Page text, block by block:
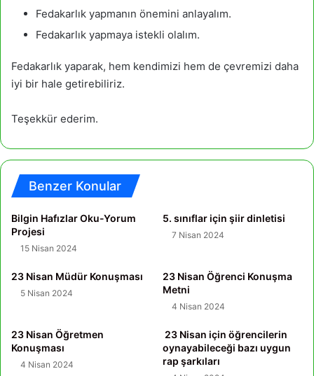
Fedakarlık yapmanın önemini anlayalım.
Fedakarlık yapmaya istekli olalım.
Fedakarlık yaparak, hem kendimizi hem de çevremizi daha
iyi bir hale getirebiliriz.
Teşekkür ederim.
Benzer Konular
Bilgin Hafızlar Oku-Yorum
Projesi
15 Nisan 2024
5. sınıflar için şiir dinletisi
7 Nisan 2024
23 Nisan Müdür Konuşması
5 Nisan 2024
23 Nisan Öğrenci Konuşma
Metni
4 Nisan 2024
23 Nisan Öğretmen
Konuşması
4 Nisan 2024
23 Nisan için öğrencilerin
oynayabileceği bazı uygun
rap şarkıları